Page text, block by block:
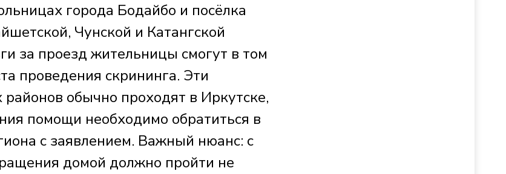
города Бодайбо и посёлка
Чунской и Катангской
за проезд жительницы смогут в том
проведения скрининга. Эти
обычно проходят в Иркутске,
помощи необходимо обратиться в
с заявлением. Важный нюанс: с
домой должно пройти не